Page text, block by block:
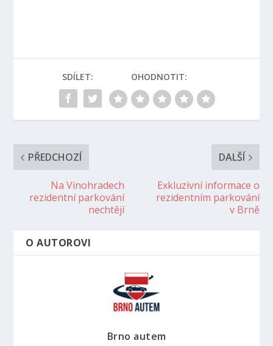
SDÍLET: OHODNOTIT:
PŘEDCHOZÍ
Na Vinohradech
rezidentní parkování
nechtějí
DALŠÍ
Exkluzivní informace o
rezidentním parkování
v Brně
O AUTOROVI
Brno autem